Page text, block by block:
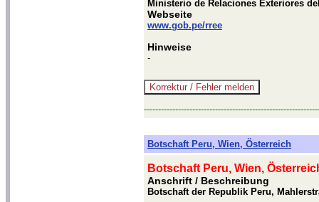
Ministerio de Relaciones Exteriores
Webseite
www.gob.pe/rree
Hinweise
-
Botschaft Peru, Wien, Österreich
Botschaft Peru, Wien,
Anschrift / Beschreibung
Botschaft der Republik Peru,